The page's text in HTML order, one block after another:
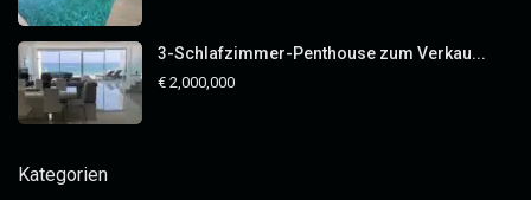
3-Schlafzimmer-Penthouse zum Verkau...
€ 2,000,000
Kategorien